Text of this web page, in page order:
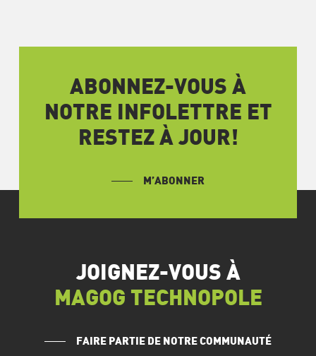
ABONNEZ-VOUS À
NOTRE INFOLETTRE ET
RESTEZ À JOUR!
M’ABONNER
JOIGNEZ-VOUS À
MAGOG TECHNOPOLE
FAIRE PARTIE DE NOTRE COMMUNAUTÉ